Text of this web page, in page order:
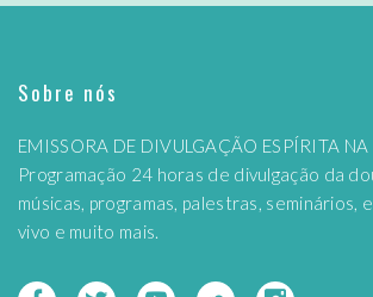
Sobre nós
EMISSORA DE DIVULGAÇÃO ESPÍRITA NA
Programação 24 horas de divulgação da
músicas, programas, palestras, seminários,
vivo e muito mais.